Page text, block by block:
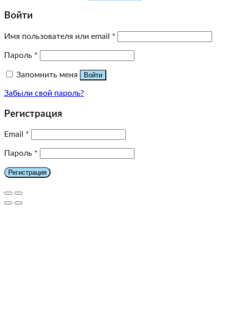
Войти
Имя пользователя или email *
Пароль *
Запомнить меня Войти
Забыли свой пароль?
Регистрация
Email *
Пароль *
Регистрация